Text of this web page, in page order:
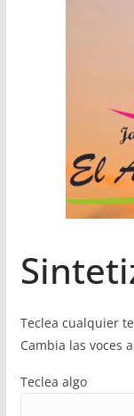
Teclea cualquier
Cambia las voces
Teclea algo